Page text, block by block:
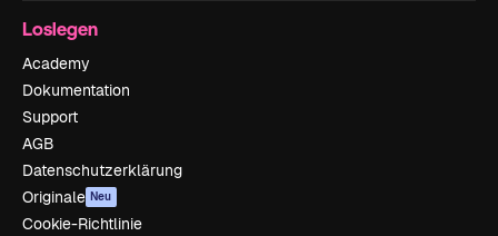
Loslegen
Academy
Dokumentation
Support
AGB
Datenschutzerklärung
Originale Neu
Cookie-Richtlinie